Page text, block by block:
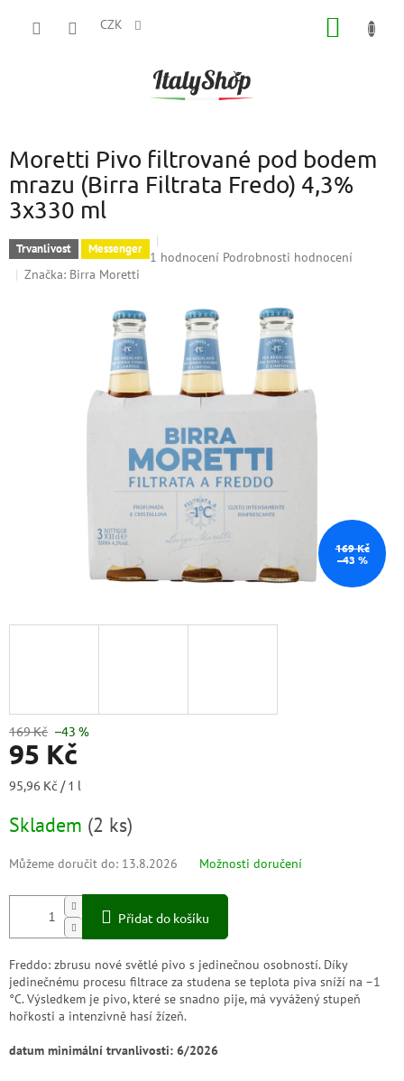
CZK
Moretti Pivo filtrované pod bodem
mrazu (Birra Filtrata Fredo) 4,3%
3x330 ml
Trvanlivost Messenger Průměrné
hvězdiček.
1 hodnocení Podrobnosti hodnocení
Značka: Birra Moretti
169 Kč
–43 %
169 Kč –43 %
95 Kč
Měrná
95,96 Kč / 1 l
Skladem (2 ks)
Můžeme doručit do: 13.8.2026 Možnosti doručení
Přidat do košíku
Freddo: zbrusu nové světlé pivo s jedinečnou osobností. Díky
jedinečnému procesu filtrace za studena se teplota piva sníží na –1
°C. Výsledkem je pivo, které se snadno pije, má vyvážený stupeň
hořkosti a intenzivně hasí žízeň.
datum minimální trvanlivosti: 6/2026